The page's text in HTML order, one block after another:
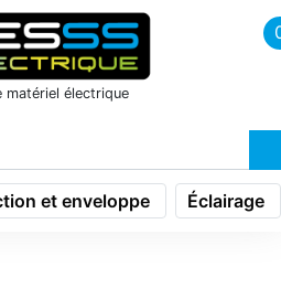
matériel électrique
et enveloppe Éclairage